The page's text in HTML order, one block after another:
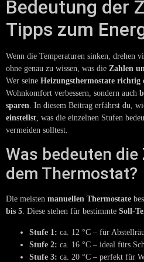
Bedeutung der
Tipps zum
Wenn die Temperaturen sinken, drehen
ohne genau zu wissen, was die Zahlen
Wer seine Heizungsthermostate richtig
Wohnkomfort verbessern, sondern auch
sparen. In diesem Beitrag erfährst du,
einstellst, was die einzelnen Stufen
vermeiden solltest.
Was bedeuten
dem Thermostat?
Die meisten manuellen Thermostate
bis 5. Diese stehen für bestimmte Soll-
Stufe 1: ca. 12 °C – für
Stufe 2: ca. 16 °C – ideal fürs
Stufe 3: ca. 20 °C – perfekt für